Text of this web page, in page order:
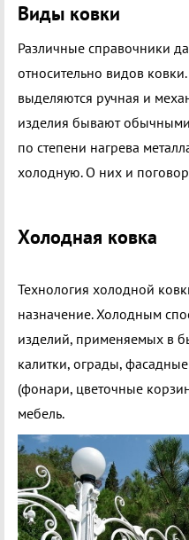
Виды ковки
Различные справочники
относительно видов
выделяются ручная и
изделия бывают
по степени нагрева
холодную. О них и
Холодная ковка
Технология холодной
назначение. Холодным
изделий, применяемых в
калитки, ограды,
(фонари, цветочные
мебель.